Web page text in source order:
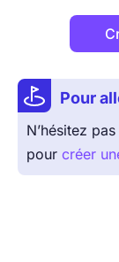
Pour
N’hésitez
pour créer